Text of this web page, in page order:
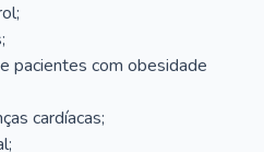
pacientes com obesidade
cardíacas;